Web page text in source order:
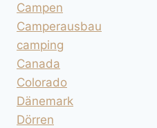
Campen
Camperausbau
camping
Canada
Colorado
Dänemark
Dörren